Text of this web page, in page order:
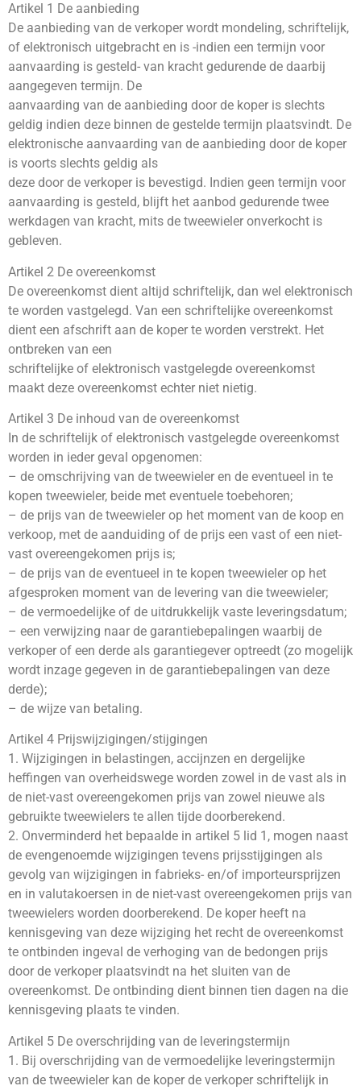
Artikel 1 De aanbieding
De aanbieding van de verkoper wordt mondeling, schriftelijk,
of elektronisch uitgebracht en is -indien een termijn voor
aanvaarding is gesteld- van kracht gedurende de daarbij
aangegeven termijn. De
aanvaarding van de aanbieding door de koper is slechts
geldig indien deze binnen de gestelde termijn plaatsvindt. De
elektronische aanvaarding van de aanbieding door de koper
is voorts slechts geldig als
deze door de verkoper is bevestigd. Indien geen termijn voor
aanvaarding is gesteld, blijft het aanbod gedurende twee
werkdagen van kracht, mits de tweewieler onverkocht is
gebleven.
Artikel 2 De overeenkomst
De overeenkomst dient altijd schriftelijk, dan wel elektronisch
te worden vastgelegd. Van een schriftelijke overeenkomst
dient een afschrift aan de koper te worden verstrekt. Het
ontbreken van een
schriftelijke of elektronisch vastgelegde overeenkomst
maakt deze overeenkomst echter niet nietig.
Artikel 3 De inhoud van de overeenkomst
In de schriftelijk of elektronisch vastgelegde overeenkomst
worden in ieder geval opgenomen:
– de omschrijving van de tweewieler en de eventueel in te
kopen tweewieler, beide met eventuele toebehoren;
– de prijs van de tweewieler op het moment van de koop en
verkoop, met de aanduiding of de prijs een vast of een niet-
vast overeengekomen prijs is;
– de prijs van de eventueel in te kopen tweewieler op het
afgesproken moment van de levering van die tweewieler;
– de vermoedelijke of de uitdrukkelijk vaste leveringsdatum;
– een verwijzing naar de garantiebepalingen waarbij de
verkoper of een derde als garantiegever optreedt (zo mogelijk
wordt inzage gegeven in de garantiebepalingen van deze
derde);
– de wijze van betaling.
Artikel 4 Prijswijzigingen/stijgingen
1. Wijzigingen in belastingen, accijnzen en dergelijke
heffingen van overheidswege worden zowel in de vast als in
de niet-vast overeengekomen prijs van zowel nieuwe als
gebruikte tweewielers te allen tijde doorberekend.
2. Onverminderd het bepaalde in artikel 5 lid 1, mogen naast
de evengenoemde wijzigingen tevens prijsstijgingen als
gevolg van wijzigingen in fabrieks- en/of importeursprijzen
en in valutakoersen in de niet-vast overeengekomen prijs van
tweewielers worden doorberekend. De koper heeft na
kennisgeving van deze wijziging het recht de overeenkomst
te ontbinden ingeval de verhoging van de bedongen prijs
door de verkoper plaatsvindt na het sluiten van de
overeenkomst. De ontbinding dient binnen tien dagen na die
kennisgeving plaats te vinden.
Artikel 5 De overschrijding van de leveringstermijn
1. Bij overschrijding van de vermoedelijke leveringstermijn
van de tweewieler kan de koper de verkoper schriftelijk in